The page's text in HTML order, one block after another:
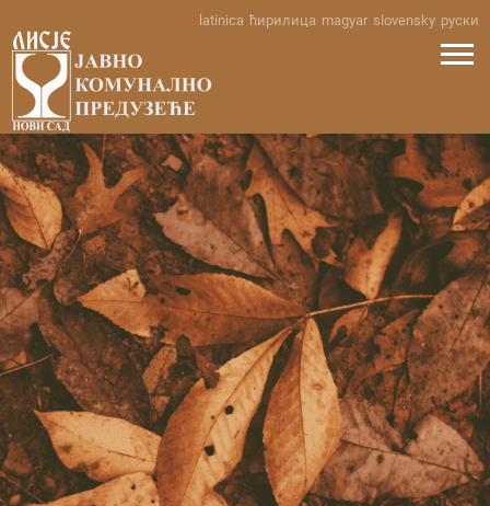
content
latinica ћирилица magyar slovensky руски